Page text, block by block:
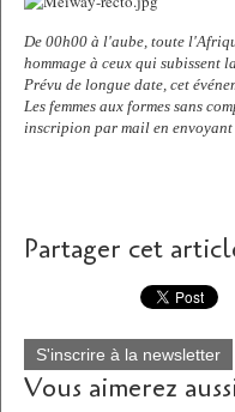
De 00h00 à l'aube, toute
hommage à ceux qui subissent
Prévu de longue date, cet
Les femmes aux formes sans
inscripion par mail en
Partager cet
S'inscrire à la newsletter
Vous aimerez